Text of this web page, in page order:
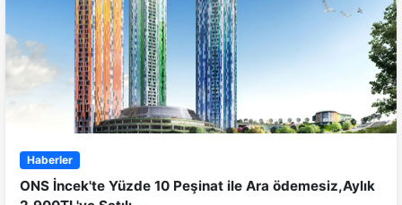
Haberler
ONS İncek'te Yüzde 10 Peşinat ile Ara ödemesiz,Aylık